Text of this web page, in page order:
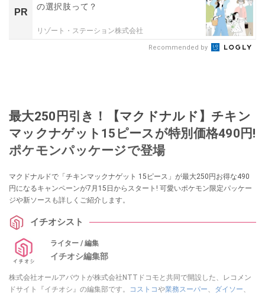
PR
の選択肢って？
リゾート・ステーション株式会社
Recommended by
最大250円引き！【マクドナルド】チキン
マックナゲット15ピースが特別価格490円!
ポケモンパッケージで登場
マクドナルドで「チキンマックナゲット 15ピース」が最大250円お得な490
円になるキャンペーンが7月15日からスタート! 可愛いポケモン限定パッケー
ジや新ソースも詳しくご紹介します。
イチオシスト
ライター / 編集
イチオシ編集部
株式会社オールアバウトが株式会社NTTドコモと共同で開設した、レコメン
ドサイト『イチオシ』の編集部です。
コストコや業務スーパー ダイソー